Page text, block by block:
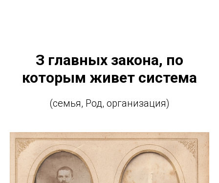
З главных закона, по
которым живет система
(семья, Род, организация)